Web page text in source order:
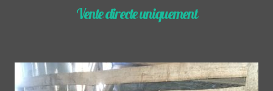
Vente directe uniquement